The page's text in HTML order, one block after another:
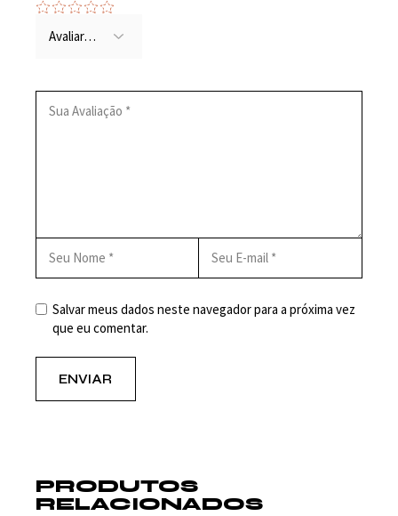
Salvar meus dados neste navegador para a próxima vez
que eu comentar.
ENVIAR
PRODUTOS
RELACIONADOS